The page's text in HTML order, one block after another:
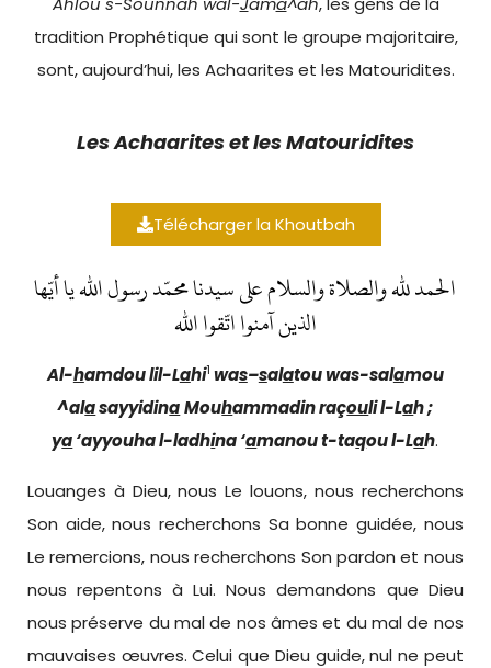
tradition Prophétique qui sont le groupe majoritaire,
sont, aujourd’hui, les Achaarites et les Matouridites.
Les Achaarites et les Matouridites
Télécharger la Khoutbah
الحمد لله والصلاة والسلام على سيدنا محمّد رسول الله يا أيّها
الذين آمنوا اتّقوا الله
Al-hamdou lil-Lahi1 was–salatou was-salamou
^alasayyidina Mouhammadinraçouli l-Lah ;
ya‘ayyouha l-ladhina ‘amanou t-taqou l-Lah.
Louanges à Dieu, nous Le louons, nous recherchons
Son aide, nous recherchons Sa bonne guidée, nous
Le remercions, nous recherchons Son pardon et nous
nous repentons à Lui. Nous demandons que Dieu
nous préserve du mal de nos âmes et du mal de nos
mauvaises œuvres. Celui que Dieu guide, nul ne peut